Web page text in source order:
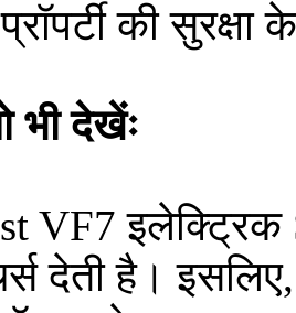
की
भी देखेंः
VF7 इलेक्ट्रिक
देती है।